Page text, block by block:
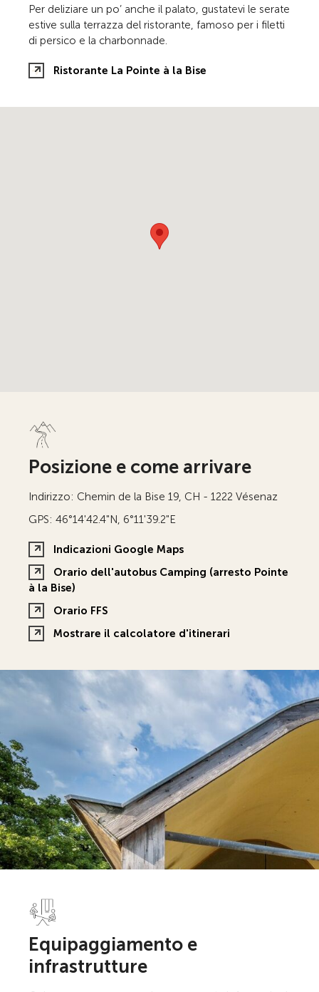
Per deliziare un po’ anche il palato, gustatevi le serate
estive sulla terrazza del ristorante, famoso per i filetti
di persico e la charbonnade.
Ristorante La Pointe à la Bise
Posizione e come arrivare
Indirizzo: Chemin de la Bise 19, CH - 1222 Vésenaz
GPS: 46°14'42.4"N, 6°11'39.2"E
Indicazioni Google Maps
Orario dell'autobus Camping (arresto Pointe
à la Bise)
Orario FFS
Mostrare il calcolatore d'itinerari
Equipaggiamento e
infrastrutture